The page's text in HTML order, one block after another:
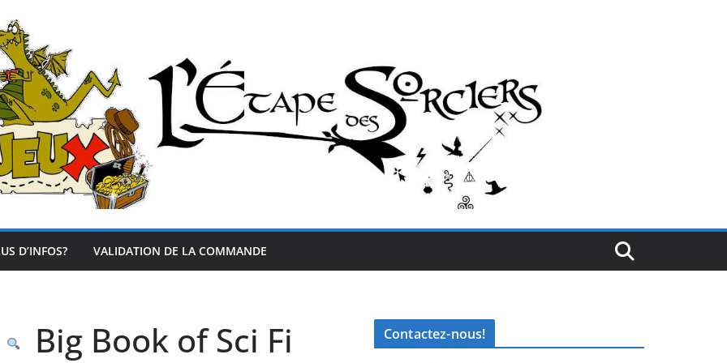
D’INFOS? VALIDATION DE LA COMMANDE
Big Book of Sci Fi
Contactez-nous!